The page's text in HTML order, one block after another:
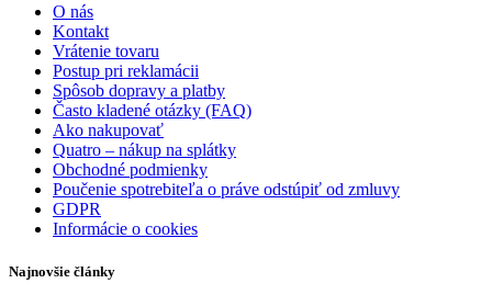
O nás
Kontakt
Vrátenie tovaru
Postup pri reklamácii
Spôsob dopravy a platby
Často kladené otázky (FAQ)
Ako nakupovať
Quatro – nákup na splátky
Obchodné podmienky
Poučenie spotrebiteľa o práve odstúpiť od zmluvy
GDPR
Informácie o cookies
Najnovšie články